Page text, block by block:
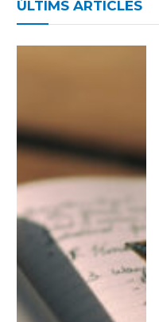
ÚLTIMS ARTICLES